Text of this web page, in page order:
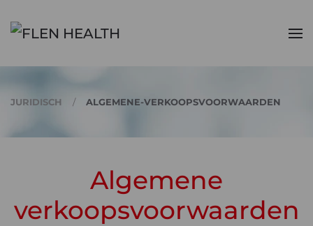
Skip to main content
JURIDISCH ALGEMENE-VERKOOPSVOORWAARDEN
Algemene
verkoopsvoorwaarden